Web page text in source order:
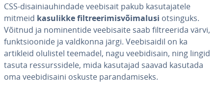
CSS-di­sai­ni­au­hin­dade veebisait pakub ka­su­ta­ja­tele
mitmeid kasulikke filt­ree­ri­mis­või­ma­lusi otsinguks.
Võitnud ja no­mi­nen­tide vee­bi­saite saab filt­ree­rida värvi,
funkt­sioo­nide ja valdkonna järgi. Vee­bi­sai­dil on ka
artikleid olulistel teemadel, nagu vee­bi­di­sain, ning lingid
tasuta res­surs­si­dele, mida kasutajad saavad kasutada
oma vee­bi­di­saini oskuste pa­ran­da­miseks.